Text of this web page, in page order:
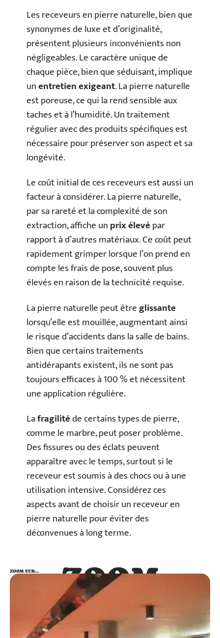
Les receveurs en pierre naturelle, bien que
synonymes de luxe et d’originalité,
présentent plusieurs inconvénients non
négligeables. Le caractère unique de
chaque pièce, bien que séduisant, implique
unentretien exigeant. La pierre naturelle
est poreuse, ce qui la rend sensible aux
taches et à l’humidité. Un traitement
régulier avec des produits spécifiques est
nécessaire pour préserver son aspect et sa
longévité.
Le coût initial de ces receveurs est aussi un
facteur à considérer. La pierre naturelle,
par sa rareté et la complexité de son
extraction, affiche unprix élevépar
rapport à d’autres matériaux. Ce coût peut
rapidement grimper lorsque l’on prend en
compte les frais de pose, souvent plus
élevés en raison de la technicité requise.
La pierre naturelle peut êtreglissante
lorsqu’elle est mouillée, augmentant ainsi
le risque d’accidents dans la salle de bains.
Bien que certains traitements
antidérapants existent, ils ne sont pas
toujours efficaces à 100 % et nécessitent
une application régulière.
Lafragilitéde certains types de pierre,
comme le marbre, peut poser problème.
Des fissures ou des éclats peuvent
apparaître avec le temps, surtout si le
receveur est soumis à des chocs ou à une
utilisation intensive. Considérez ces
aspects avant de choisir un receveur en
pierre naturelle pour éviter des
déconvenues à long terme.
ZOOM
SUR…
ZOOM SUR…